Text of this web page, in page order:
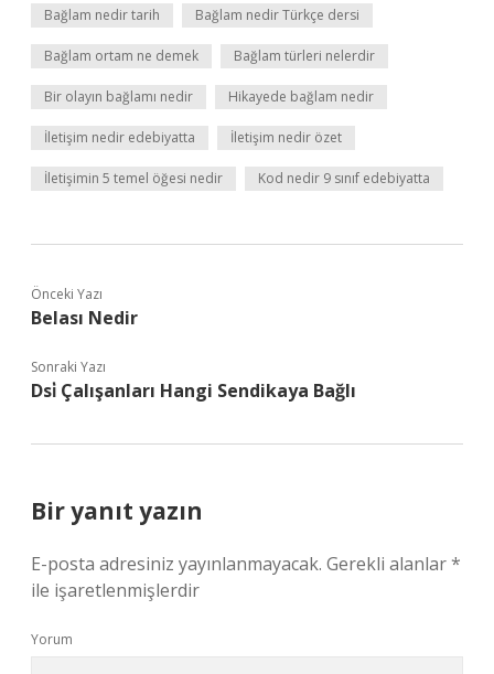
Bağlam nedir tarih Bağlam nedir Türkçe dersi
Bağlam ortam ne demek Bağlam türleri nelerdir
Bir olayın bağlamı nedir Hikayede bağlam nedir
İletişim nedir edebiyatta İletişim nedir özet
İletişimin 5 temel öğesi nedir Kod nedir 9 sınıf edebiyatta
Önceki Yazı
Belası Nedir
Sonraki Yazı
Dsi̇ Çalışanları Hangi Sendikaya Bağlı
Bir yanıt yazın
E-posta adresiniz yayınlanmayacak. Gerekli alanlar*
ile işaretlenmişlerdir
Yorum